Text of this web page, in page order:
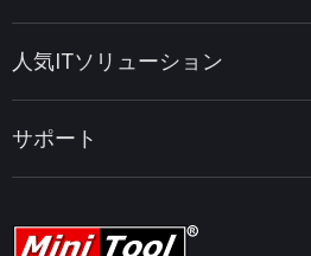
MiniTool PDF Editor
MiniTool MovieMaker
MiniTool uTube Downloader
データ復元ヒント
PDF編集ヒント
動画編集ヒント
ビデオ変換ヒント
人気ITソリューション
MiniTool ニュースセンター
サポート
ヘルプ